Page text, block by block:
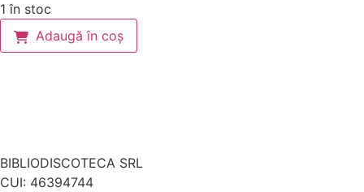
1 în stoc
Adaugă în coș
BIBLIODISCOTECA SRL
CUI: 46394744